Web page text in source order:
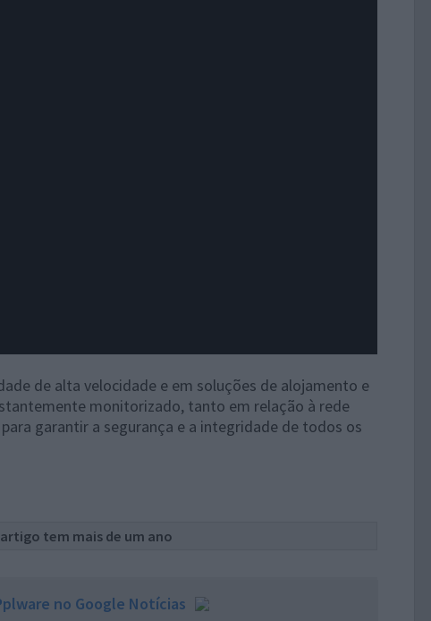
de alta velocidade e em soluções de alojamento e
monitorizado, tanto em relação à rede
garantir a segurança e a integridade de todos os
tem mais de um ano
no Google Notícias